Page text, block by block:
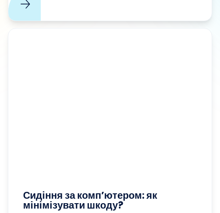
Простором мого Здоров'я.
Сидіння за комп’ютером: як
мінімізувати шкоду?